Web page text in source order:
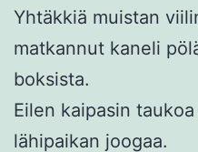
Yhtäkkiä muistan
matkannut kaneli
boksista.
Eilen kaipasin
lähipaikan joogaa.